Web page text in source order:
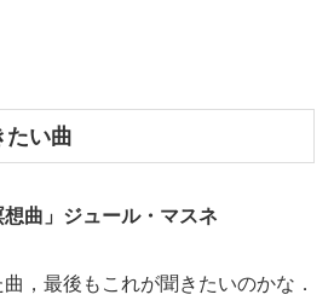
たい曲
想曲」ジュール・マスネ
，最後もこれが聞きたいのかな．